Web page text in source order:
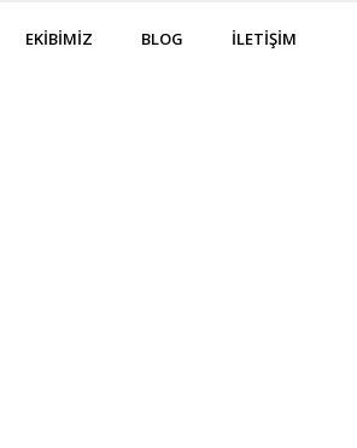
EKİBİMİZ BLOG İLETİŞİM